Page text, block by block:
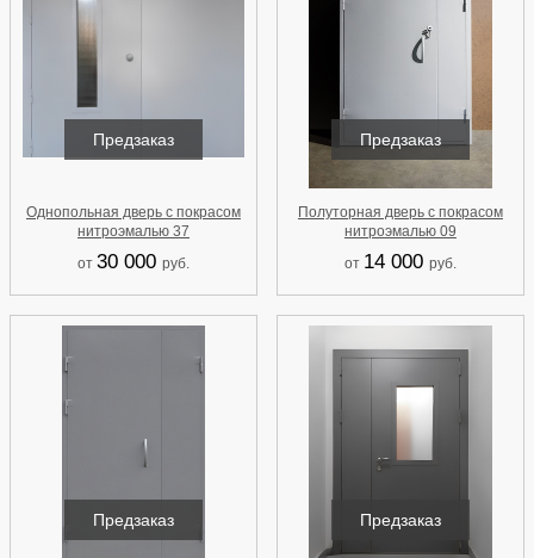
Предзаказ
Однопольная дверь с покрасом
нитроэмалью 37
от 30 000 руб.
Предзаказ
Полуторная дверь с покрасом
нитроэмалью 09
от 14 000 руб.
Предзаказ Предзаказ